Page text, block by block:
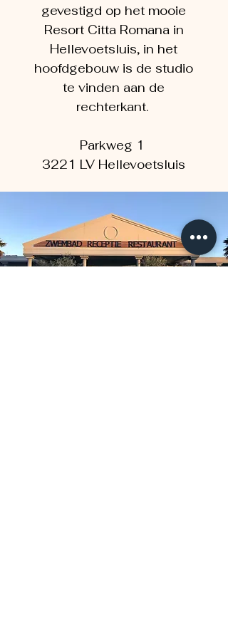
gevestigd op het mooie
Resort Citta Romana in
Hellevoetsluis, in het
hoofdgebouw is de studio
te vinden aan de
rechterkant.
Parkweg 1
3221 LV Hellevoetsluis